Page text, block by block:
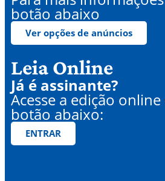
botão abaixo
Ver opções de anúncios
Leia Online
Já é assinante?
Acesse a edição
botão abaixo:
ENTRAR